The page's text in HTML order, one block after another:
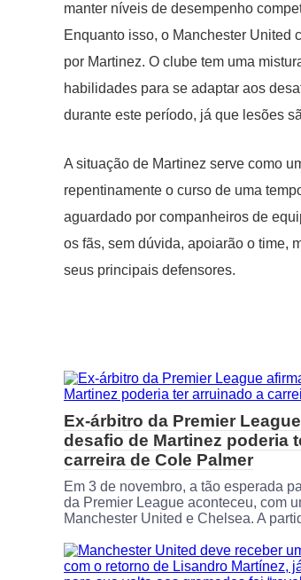
manter níveis de desempenho
Enquanto isso, o Manchester United
por Martinez. O clube tem uma
habilidades para se adaptar aos
durante este período, já que lesões
A situação de Martinez serve como
repentinamente o curso de uma
aguardado por companheiros de
os fãs, sem dúvida, apoiarão o time,
seus principais defensores.
Ex-árbitro da Premier
desafio de Martinez poderia
carreira de Cole Palmer
Em 3 de novembro, a tão esperada
da Premier League aconteceu, com
Manchester United e Chelsea. A